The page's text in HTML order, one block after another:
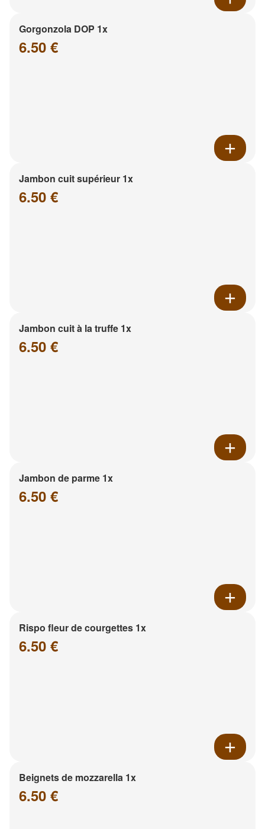
Gorgonzola DOP 1x
6.50 €
Jambon cuit supérieur 1x
6.50 €
Jambon cuit à la truffe 1x
6.50 €
Jambon de parme 1x
6.50 €
Rispo fleur de courgettes 1x
6.50 €
Beignets de mozzarella 1x
6.50 €